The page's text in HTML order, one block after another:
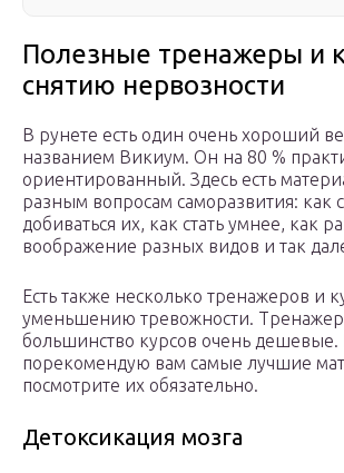
Полезные тренажеры и
снятию нервозности
В рунете есть один очень хороший
названием Викиум. Он на 80 %
ориентированный. Здесь есть
разным вопросам саморазвития: как
добиваться их, как стать умнее, как
воображение разных видов и так
Есть также несколько тренажеров и
уменьшению тревожности.
большинство курсов очень дешевые.
порекомендую вам самые лучшие
посмотрите их обязательно.
Детоксикация мозга